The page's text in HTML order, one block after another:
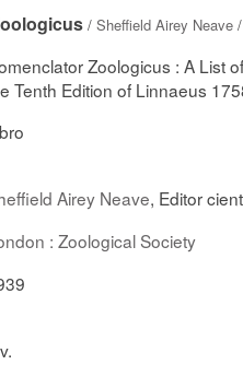
/ Sheffield Airey Neave
Zoologicus : A List
Tenth Edition of Linnaeus
Airey Neave, Editor
: Zoological Society